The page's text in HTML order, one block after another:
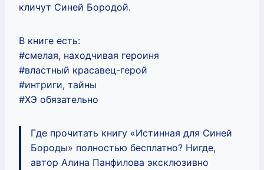
кличут Синей Бородой.
В книге есть:
#смелая, находчивая героиня
#властный красавец-герой
#интриги, тайны
#ХЭ обязательно
Где прочитать книгу «Истинная для Синей
Бороды» полностью бесплатно? Нигде,
автор Алина Панфилова эксклюзивно